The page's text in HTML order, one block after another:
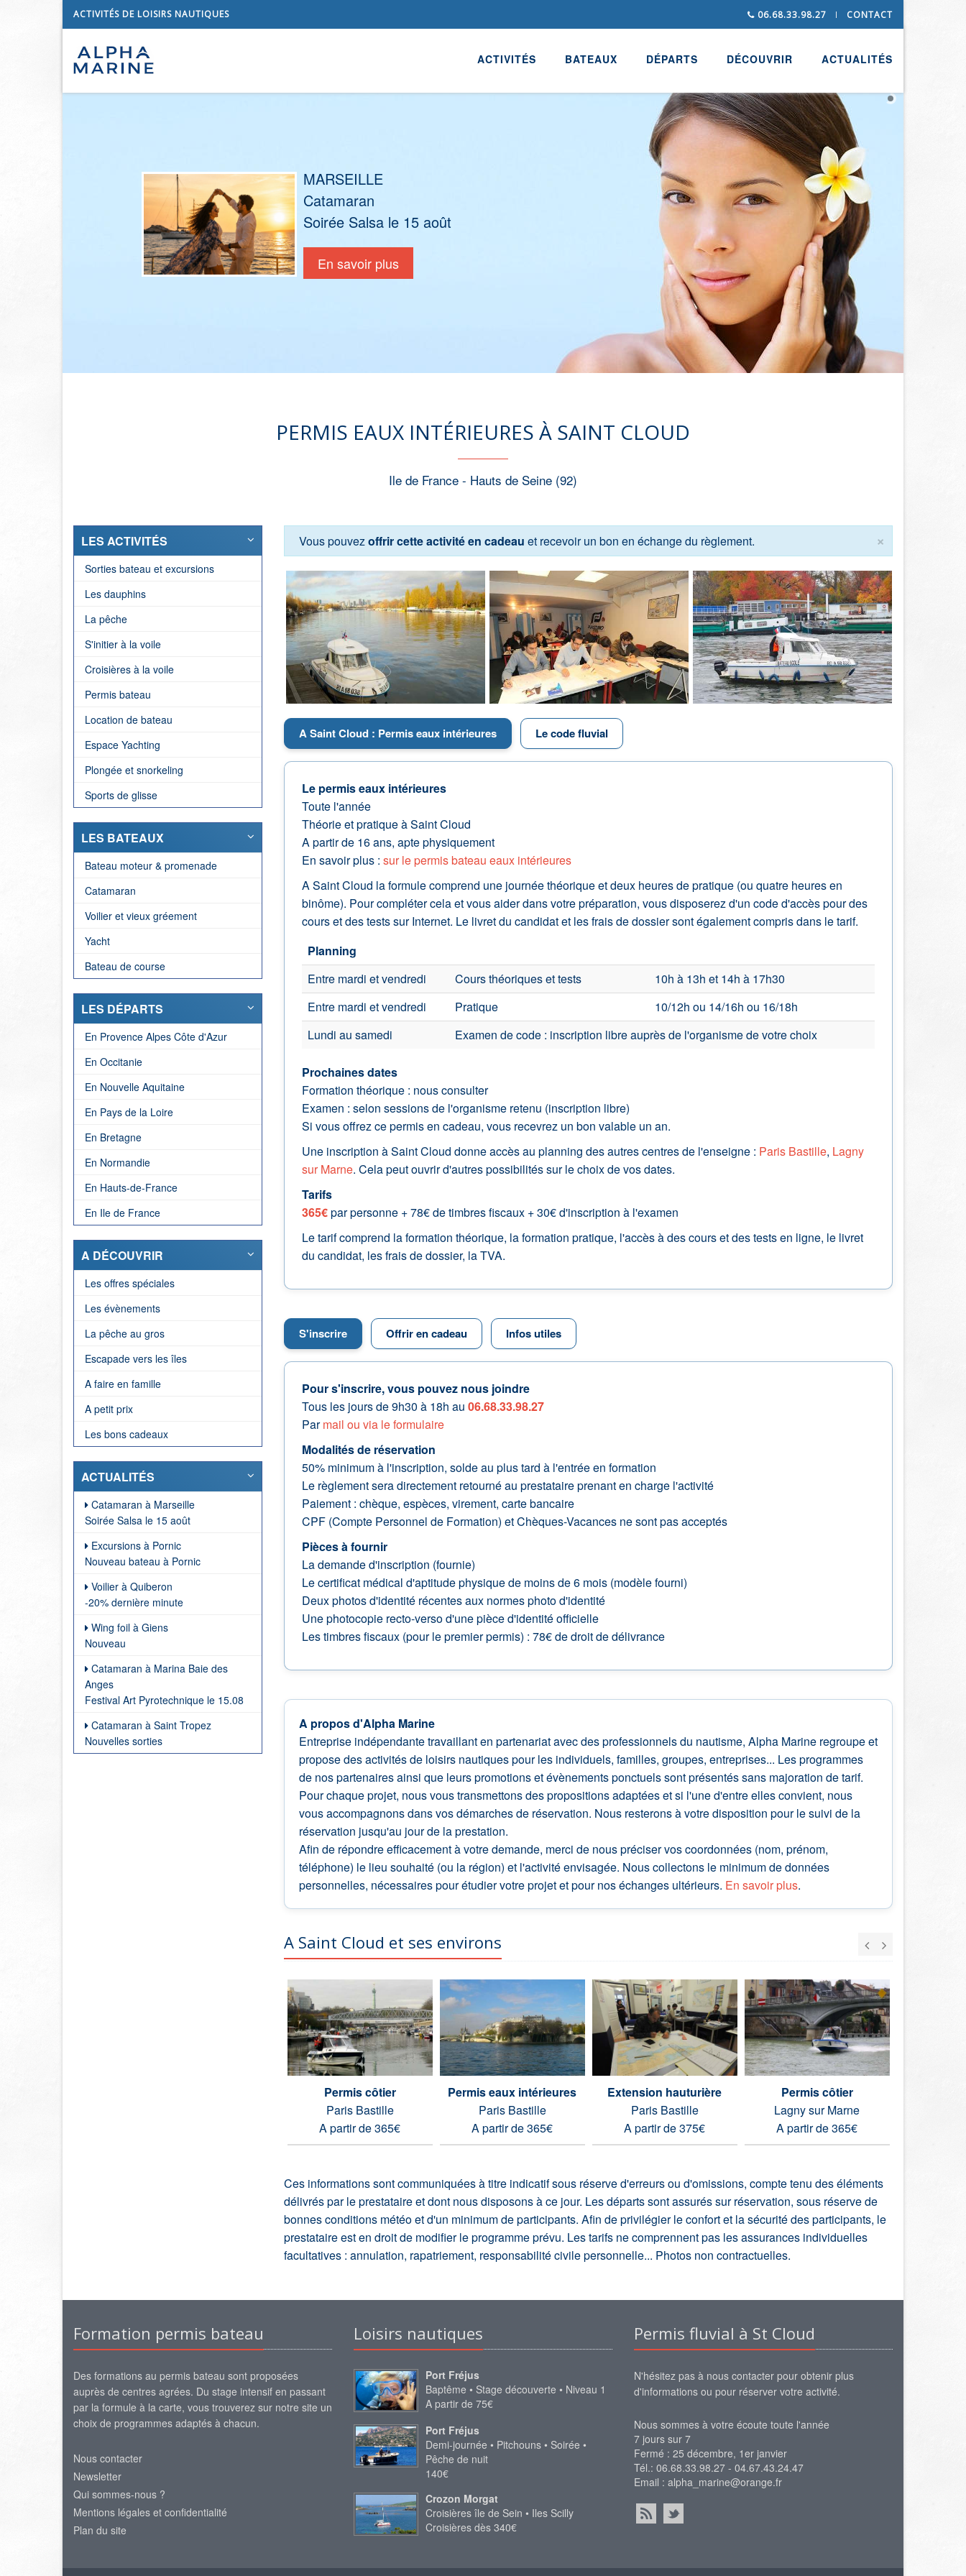
ACTIVITÉS DE LOISIRS NAUTIQUES 06.68.33.98.27 CONTACT
ACTIVITÉS BATEAUX DÉPARTS DÉCOUVRIR ACTUALITÉS
MARSEILLE
Catamaran
Soirée Salsa le 15 août
En savoir plus
PERMIS EAUX INTÉRIEURES À SAINT CLOUD
Ile de France - Hauts de Seine (92)
×
Vous pouvezoffrir cette activité en cadeau et recevoir un bon en échange du règlement.
A Saint Cloud : Permis eaux intérieures Le code fluvial
Le permis eaux intérieures
Toute l'année
Théorie et pratique à Saint Cloud
A partir de 16 ans, apte physiquement
En savoir plus : sur le permis bateau eaux intérieures
A Saint Cloud la formule comprend une journée théorique et deux heures de pratique (ou quatre heures en
binôme). Pour compléter cela et vous aider dans votre préparation, vous disposerez d'un code d'accès pour des
cours et des tests sur Internet. Le livret du candidat et les frais de dossier sont également compris dans le tarif.
Planning
Entre mardi et vendredi
Cours théoriques et tests
10h à 13h et 14h à 17h30
Entre mardi et vendredi
Pratique
10/12h ou 14/16h ou 16/18h
Lundi au samedi
Examen de code : inscription libre auprès de l'organisme de votre choix
Prochaines dates
Formation théorique : nous consulter
Examen : selon sessions de l'organisme retenu (inscription libre)
Si vous offrez ce permis en cadeau, vous recevrez un bon valable un an.
Une inscription à Saint Cloud donne accès au planning des autres centres de l'enseigne : Paris Bastille, Lagny
sur Marne. Cela peut ouvrir d'autres possibilités sur le choix de vos dates.
Tarifs
365€par personne + 78€ de timbres fiscaux + 30€ d'inscription à l'examen
Le tarif comprend la formation théorique, la formation pratique, l'accès à des cours et des tests en ligne, le livret
du candidat, les frais de dossier, la TVA.
S'inscrire Offrir en cadeau Infos utiles
Pour s'inscrire, vous pouvez nous joindre
Tous les jours de 9h30 à 18h au 06.68.33.98.27
Parmail ou via le formulaire
Modalités de réservation
50% minimum à l'inscription, solde au plus tard à l'entrée en formation
Le règlement sera directement retourné au prestataire prenant en charge l'activité
Paiement : chèque, espèces, virement, carte bancaire
CPF (Compte Personnel de Formation) et Chèques-Vacances ne sont pas acceptés
Pièces à fournir
La demande d'inscription (fournie)
Le certificat médical d'aptitude physique de moins de 6 mois (modèle fourni)
Deux photos d'identité récentes aux normes photo d'identité
Une photocopie recto-verso d'une pièce d'identité officielle
Les timbres fiscaux (pour le premier permis) : 78€ de droit de délivrance
A propos d'Alpha Marine
Entreprise indépendante travaillant en partenariat avec des professionnels du nautisme, Alpha Marine regroupe et
propose des activités de loisirs nautiques pour les individuels, familles, groupes, entreprises... Les programmes
de nos partenaires ainsi que leurs promotions et évènements ponctuels sont présentés sans majoration de tarif.
Pour chaque projet, nous vous transmettons des propositions adaptées et si l'une d'entre elles convient, nous
vous accompagnons dans vos démarches de réservation. Nous resterons à votre disposition pour le suivi de la
réservation jusqu'au jour de la prestation.
Afin de répondre efficacement à votre demande, merci de nous préciser vos coordonnées (nom, prénom,
téléphone) le lieu souhaité (ou la région) et l'activité envisagée. Nous collectons le minimum de données
personnelles, nécessaires pour étudier votre projet et pour nos échanges ultérieurs. En savoir plus.
A Saint Cloud et ses environs
Permis côtier
Paris Bastille
A partir de 365€
Permis eaux intérieures
Paris Bastille
A partir de 365€
Extension hauturière
Paris Bastille
A partir de 375€
Permis côtier
Lagny sur Marne
A partir de 365€
Ces informations sont communiquées à titre indicatif sous réserve d'erreurs ou d'omissions, compte tenu des éléments
délivrés par le prestataire et dont nous disposons à ce jour. Les départs sont assurés sur réservation, sous réserve de
bonnes conditions météo et d'un minimum de participants. Afin de privilégier le confort et la sécurité des participants, le
prestataire est en droit de modifier le programme prévu. Les tarifs ne comprennent pas les assurances individuelles
facultatives : annulation, rapatriement, responsabilité civile personnelle... Photos non contractuelles.
LES ACTIVITÉS
Sorties bateau et excursions
Les dauphins
La pêche
S'initier à la voile
Croisières à la voile
Permis bateau
Location de bateau
Espace Yachting
Plongée et snorkeling
Sports de glisse
LES BATEAUX
Bateau moteur & promenade
Catamaran
Voilier et vieux gréement
Yacht
Bateau de course
LES DÉPARTS
En Provence Alpes Côte d'Azur
En Occitanie
En Nouvelle Aquitaine
En Pays de la Loire
En Bretagne
En Normandie
En Hauts-de-France
En Ile de France
A DÉCOUVRIR
Les offres spéciales
Les évènements
La pêche au gros
Escapade vers les îles
A faire en famille
A petit prix
Les bons cadeaux
ACTUALITÉS
Catamaran à Marseille
Soirée Salsa le 15 août
Excursions à Pornic
Nouveau bateau à Pornic
Voilier à Quiberon
-20% dernière minute
Wing foil à Giens
Nouveau
Catamaran à Marina Baie des
Anges
Festival Art Pyrotechnique le 15.08
Catamaran à Saint Tropez
Nouvelles sorties
Formation permis bateau
Des formations au permis bateau sont proposées
auprès de centres agrées. Du stage intensif en passant
par la formule à la carte, vous trouverez sur notre site un
choix de programmes adaptés à chacun.
Nous contacter
Newsletter
Qui sommes-nous ?
Mentions légales et confidentialité
Plan du site
Loisirs nautiques
Port Fréjus
Baptême • Stage découverte • Niveau 1
A partir de 75€
Port Fréjus
Demi-journée • Pitchouns • Soirée •
Pêche de nuit
140€
Crozon Morgat
Croisières île de Sein • Iles Scilly
Croisières dès 340€
Permis fluvial à St Cloud
N'hésitez pas à nous contacter pour obtenir plus
d'informations ou pour réserver votre activité.
Nous sommes à votre écoute toute l'année
7 jours sur 7
Fermé : 25 décembre, 1er janvier
Tél.: 06.68.33.98.27 - 04.67.43.24.47
Email : alpha_marine@orange.fr